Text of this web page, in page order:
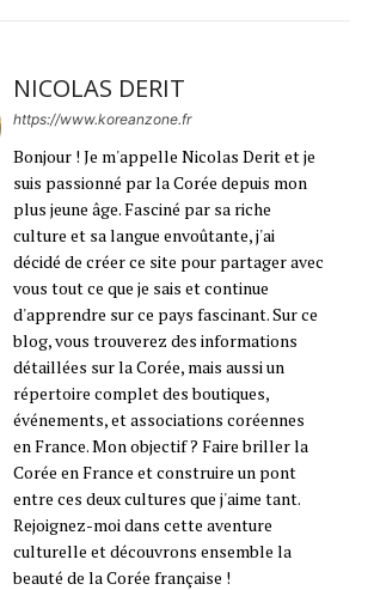
NICOLAS DERIT
https://www.koreanzone.fr
Bonjour ! Je m'appelle Nicolas Derit et je
suis passionné par la Corée depuis mon
plus jeune âge. Fasciné par sa riche
culture et sa langue envoûtante, j'ai
décidé de créer ce site pour partager avec
vous tout ce que je sais et continue
d'apprendre sur ce pays fascinant. Sur ce
blog, vous trouverez des informations
détaillées sur la Corée, mais aussi un
répertoire complet des boutiques,
événements, et associations coréennes
en France. Mon objectif ? Faire briller la
Corée en France et construire un pont
entre ces deux cultures que j'aime tant.
Rejoignez-moi dans cette aventure
culturelle et découvrons ensemble la
beauté de la Corée française !